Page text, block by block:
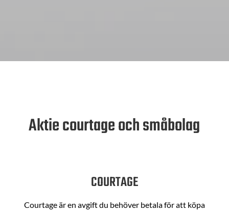
Aktie courtage och småbolag
COURTAGE
Courtage är en avgift du behöver betala för att köpa